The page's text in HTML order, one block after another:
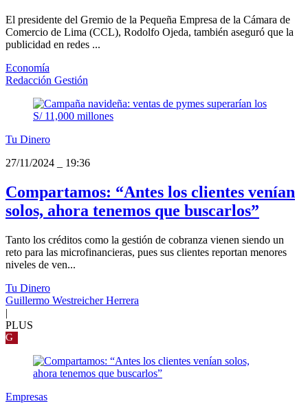
El presidente del Gremio de la Pequeña Empresa de la Cámara de
Comercio de Lima (CCL), Rodolfo Ojeda, también aseguró que la
publicidad en redes ...
Economía
Redacción Gestión
Tu Dinero
27/11/2024
19:36
Compartamos: “Antes los clientes venían
solos, ahora tenemos que buscarlos”
Tanto los créditos como la gestión de cobranza vienen siendo un
reto para las microfinancieras, pues sus clientes reportan menores
niveles de ven...
Tu Dinero
Guillermo Westreicher Herrera
|
PLUS
G
Empresas